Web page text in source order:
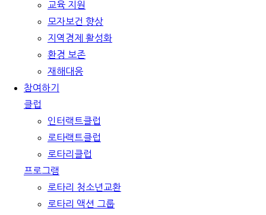
교육 지원
모자보건 향상
지역경제 활성화
환경 보존
재해대응
참여하기
클럽
인터랙트클럽
로타랙트클럽
로타리클럽
프로그램
로타리 청소년교환
로타리 액션 그룹